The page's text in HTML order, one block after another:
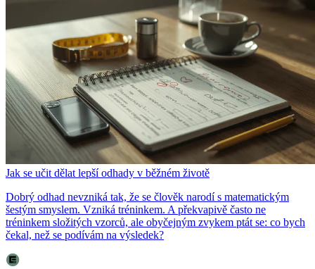
Jak se učit dělat lepší odhady v běžném životě
Dobrý odhad nevzniká tak, že se člověk narodí s matematickým
šestým smyslem. Vzniká tréninkem. A překvapivě často ne
tréninkem složitých vzorců, ale obyčejným zvykem ptát se: co bych
čekal, než se podívám na výsledek?